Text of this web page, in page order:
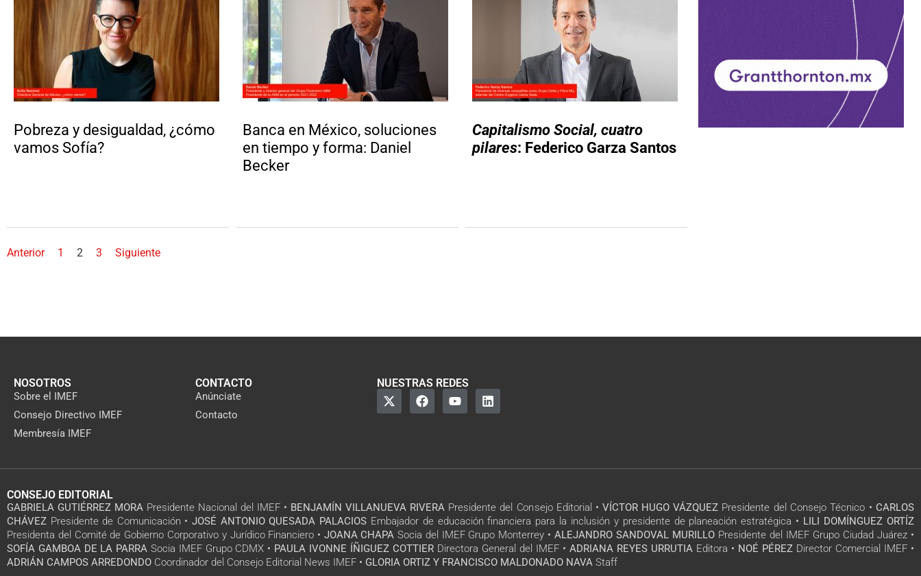
Pobreza y desigualdad, ¿cómo
vamos Sofía?
Banca en México, soluciones
en tiempo y forma: Daniel
Becker
Capitalismo Social, cuatro
pilares: Federico Garza Santos
Anterior 1 2 3 Siguiente
NOSOTROS
Sobre el IMEF
Consejo Directivo IMEF
Membresía IMEF
CONTACTO
Anúnciate
Contacto
NUESTRAS REDES
CONSEJO EDITORIAL
GABRIELA GUTIÉRREZ MORA Presidente Nacional del IMEF • BENJAMÍN VILLANUEVA RIVERA Presidente del Consejo Editorial • VÍCTOR HUGO VÁZQUEZ Presidente del Consejo Técnico • CARLOS
CHÁVEZ Presidente de Comunicación • JOSÉ ANTONIO QUESADA PALACIOS Embajador de educación financiera para la inclusión y presidente de planeación estratégica • LILI DOMÍNGUEZ ORTÍZ
Presidenta del Comité de Gobierno Corporativo y Jurídico Financiero • JOANA CHAPA Socia del IMEF Grupo Monterrey • ALEJANDRO SANDOVAL MURILLO Presidente del IMEF Grupo Ciudad Juárez •
SOFÍA GAMBOA DE LA PARRA Socia IMEF Grupo CDMX • PAULA IVONNE ÍÑIGUEZ COTTIER Directora General del IMEF • ADRIANA REYES URRUTIA Editora • NOÉ PÉREZ Director Comercial IMEF •
ADRIÁN CAMPOS ARREDONDO Coordinador del Consejo Editorial News IMEF • GLORIA ORTIZ Y FRANCISCO MALDONADO NAVA Staff